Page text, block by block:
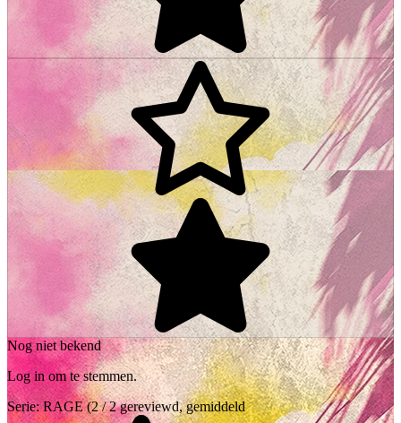
Nog niet bekend
Log in om te stemmen.
Serie:RAGE(2 / 2 gereviewd, gemiddeld